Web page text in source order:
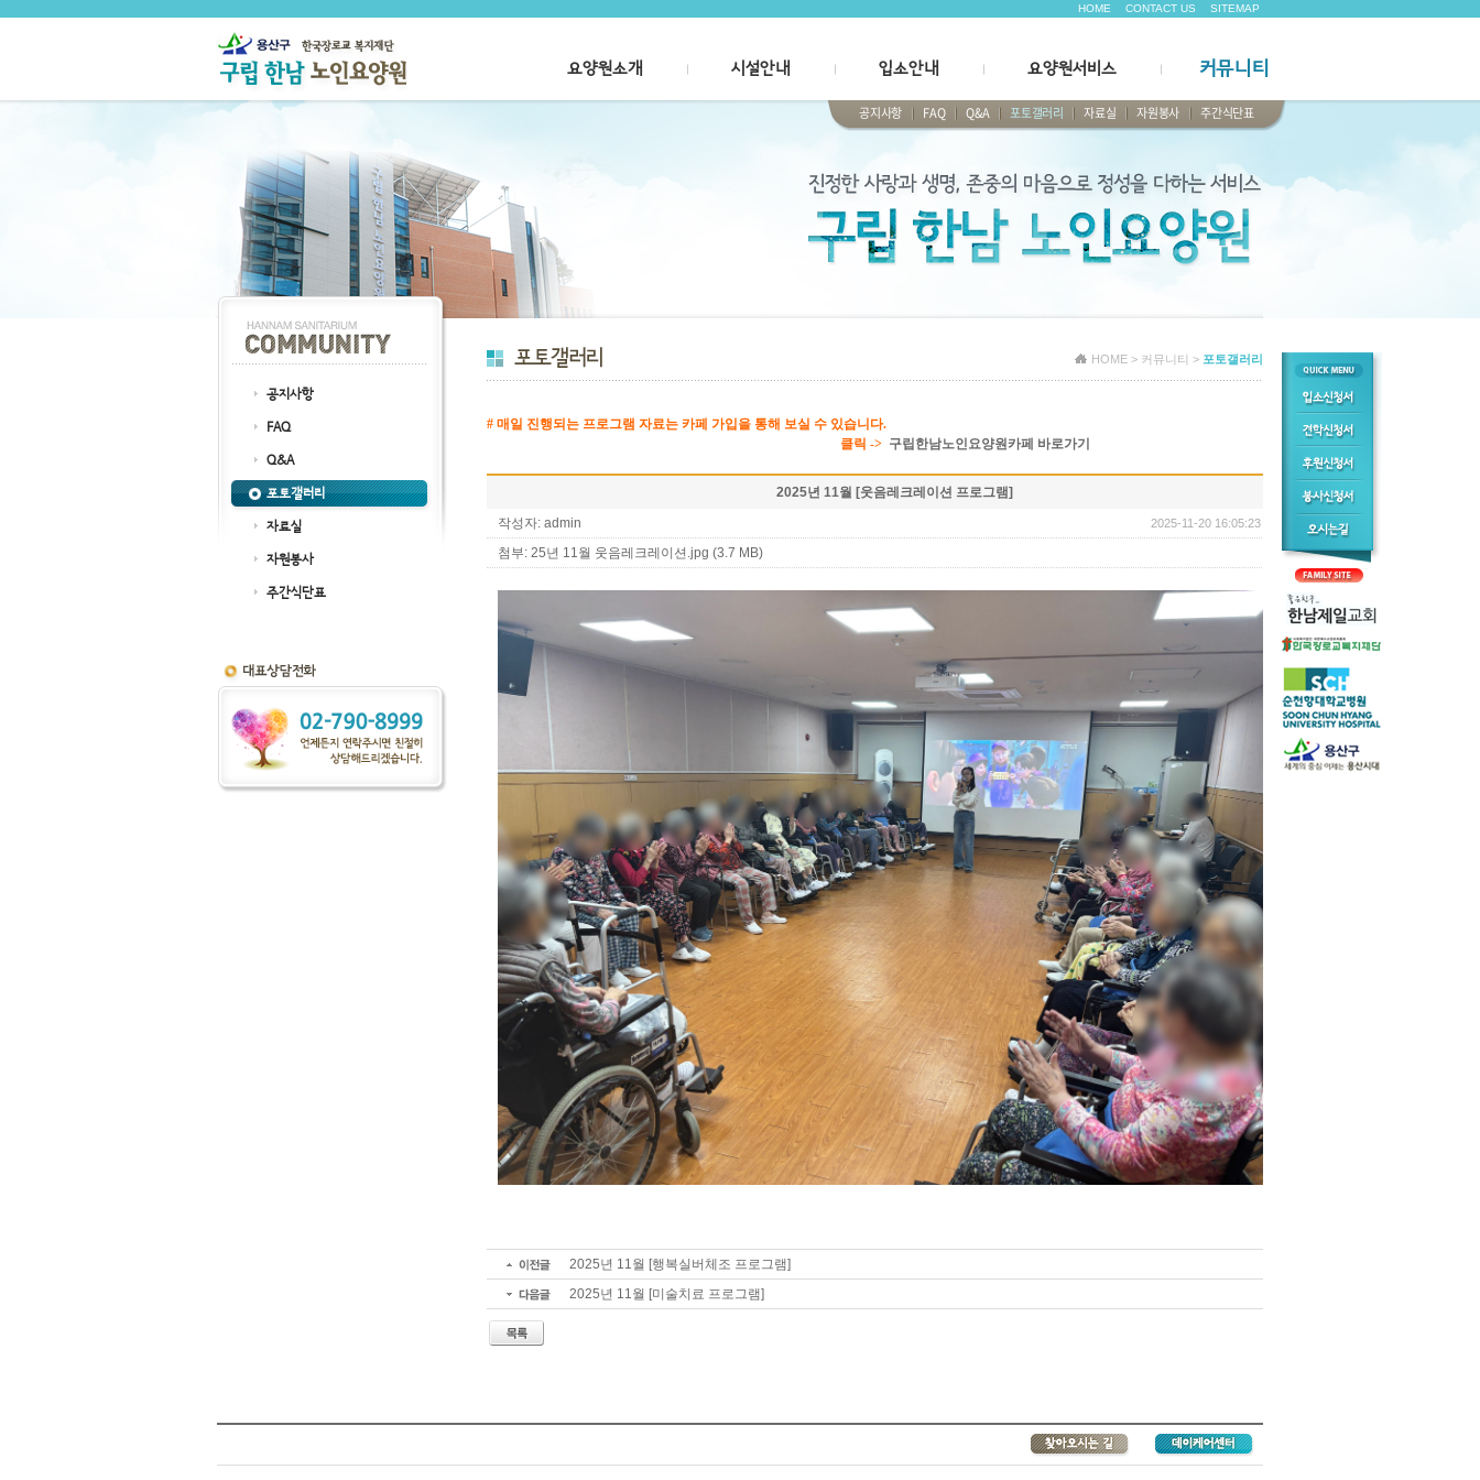
HOME CONTACT US SITEMAP
요양원소개 시설안내 입소안내 요양원서비스 커뮤니티
공지사항 FAQ Q&A 포토갤러리 자료실 자원봉사 주간식단표
공지사항
FAQ
Q&A
포토갤러리
자료실
자원봉사
주간식단표
HOME > 커뮤니티 > 포토갤러리
# 매일 진행되는 프로그램 자료는 카페 가입을 통해 보실 수 있습니다.
클릭 -> 구립한남노인요양원카페 바로가기
2025년 11월 [웃음레크레이션 프로그램]
작성자: admin
2025-11-20 16:05:23 | 190
첨부: 25년 11월 웃음레크레이션.jpg (3.7 MB)
2025년 11월 [행복실버체조 프로그램]
2025년 11월 [미술치료 프로그램]